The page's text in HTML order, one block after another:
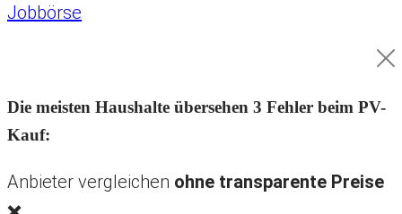
Jobbörse
Die meisten Haushalte übersehen 3 Fehler beim PV-
Kauf:
Anbieter vergleichen ohne transparente Preise